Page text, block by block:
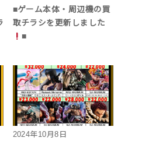
■ゲーム本体・周辺機の買
取チラシを更新しました
■
2024年10月8日